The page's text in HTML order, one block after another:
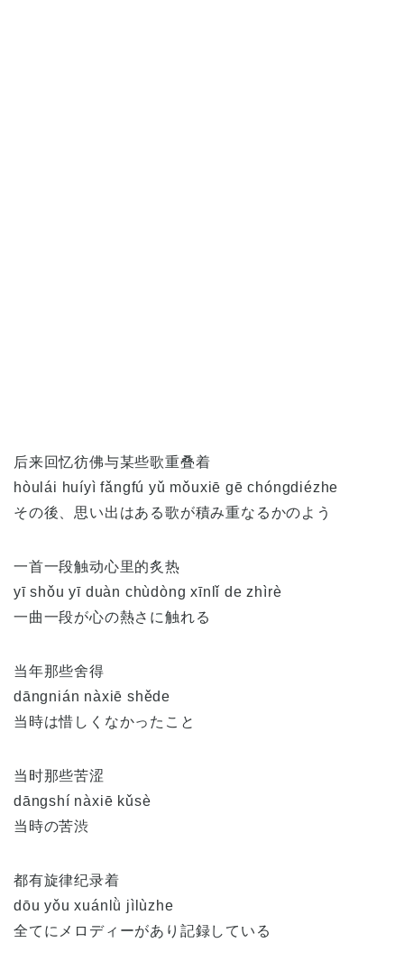
后来回忆彷佛与某些歌重叠着
hòulái huíyì fǎngfú yǔ mǒuxiē gē chóngdiézhe
その後、思い出はある歌が積み重なるかのよう
一首一段触动心里的炙热
yī shǒu yī duàn chùdòng xīnlǐ de zhìrè
一曲一段が心の熱さに触れる
当年那些舍得
dāngnián nàxiē shěde
当時は惜しくなかったこと
当时那些苦涩
dāngshí nàxiē kǔsè
当時の苦渋
都有旋律纪录着
dōu yǒu xuánlǜ jìlùzhe
全てにメロディーがあり記録している